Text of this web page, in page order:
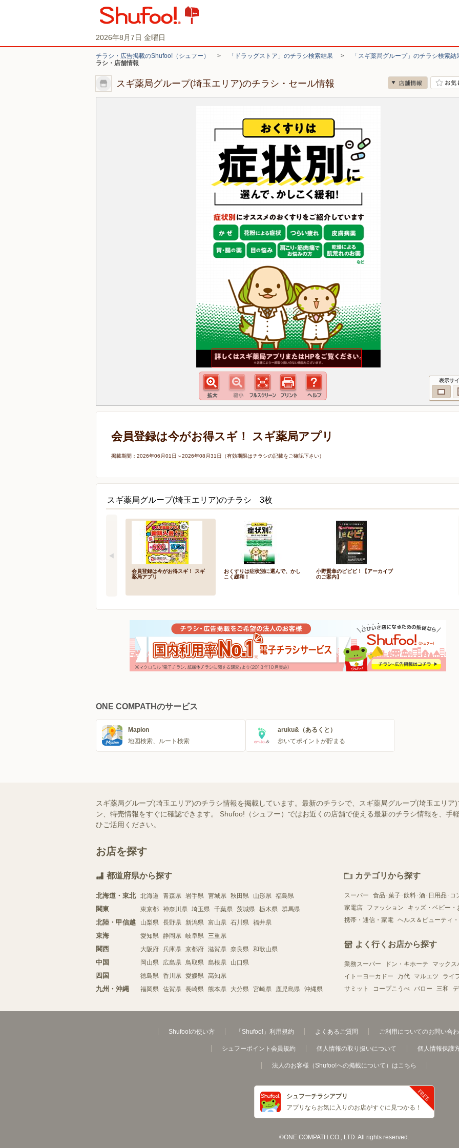
2026年8月7日 金曜日
チラシ・広告掲載のShufoo!（シュフー） > 「ドラッグストア」のチラシ検索結果 >
「スギ薬局グループ」のチラシ検索結
ラシ・店舗情報
スギ薬局グループ(埼玉エリア)のチラシ・セール情報
表示サ
会員登録は今がお得スギ！ スギ薬局アプリ
掲載期間：2026年06月01日～2026年08月31日（有効期限はチラシの記載をご確認下さい）
スギ薬局グループ(埼玉エリア)のチラシ 3枚
会員登録は今がお得スギ！ スギ
薬局アプリ
おくすりは症状別に選んで、かし
こく緩和！
小野賢章のビビビ！【アーカイブ
のご案内】
ONE COMPATHのサービス
Mapion
地図検索、ルート検索
aruku&（あるくと）
歩いてポイントが貯まる
スギ薬局グループ(埼玉エリア)のチラシ情報を掲載しています。最新のチラシで、スギ薬局グループ(埼玉エリ
ン、特売情報をすぐに確認できます。 Shufoo!（シュフー）ではお近くの店舗で使える最新のチラシ情報を、手
ひご活用ください。
お店を探す
都道府県から探す
北海道・東北 北海道 青森県 岩手県 宮城県 秋田県 山形県 福島県
関東 東京都 神奈川県 埼玉県 千葉県 茨城県 栃木県 群馬県
北陸・甲信越 山梨県 長野県 新潟県 富山県 石川県 福井県
東海 愛知県 静岡県 岐阜県 三重県
関西 大阪府 兵庫県 京都府 滋賀県 奈良県 和歌山県
中国 岡山県 広島県 鳥取県 島根県 山口県
四国 徳島県 香川県 愛媛県 高知県
九州・沖縄 福岡県 佐賀県 長崎県 熊本県 大分県 宮崎県 鹿児島県 沖縄県
カテゴリから探す
スーパー
食品･菓子･飲料･酒･日用品･コ
家電店
ファッション
キッズ・ベビー・
携帯・通信・家電 ヘルス＆ビューティ
よく行くお店から探す
業務スーパー ドン・キホーテ
マックス
イトーヨーカドー
万代 マルエツ
ライ
サミット
コープこうべ バロー 三和
Shufoo!の使い方 「Shufoo!」利用規約 よくあるご質問 ご利用についてのお問い合
シュフーポイント会員規約 個人情報の取り扱いについて 個人情報保護
法人のお客様（Shufoo!への掲載について）はこちら
シュフーチラシアプリ
アプリならお気に入りのお店がすぐに見つかる！
©ONE COMPATH CO., LTD. All rights reserved.